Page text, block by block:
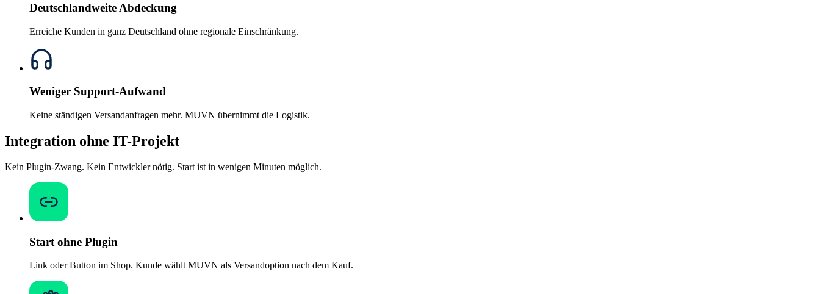
Deutschlandweite Abdeckung
Erreiche Kunden in ganz Deutschland ohne regionale Einschränkung.
Weniger Support-Aufwand
Keine ständigen Versandanfragen mehr. MUVN übernimmt die Logistik.
Integration ohne IT-Projekt
Kein Plugin-Zwang. Kein Entwickler nötig. Start ist in wenigen Minuten möglich.
Start ohne Plugin
Link oder Button im Shop. Kunde wählt MUVN als Versandoption nach dem Kauf.